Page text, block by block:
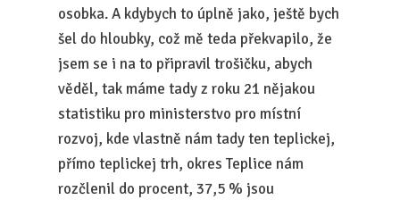
osobka. A kdybych to úplně jako, ještě bych
šel do hloubky, což mě teda překvapilo, že
jsem se i na to připravil trošičku, abych
věděl, tak máme tady z roku 21 nějakou
statistiku pro ministerstvo pro místní
rozvoj, kde vlastně nám tady ten teplickej,
přímo teplickej trh, okres Teplice nám
rozčlenil do procent, 37,5 % jsou